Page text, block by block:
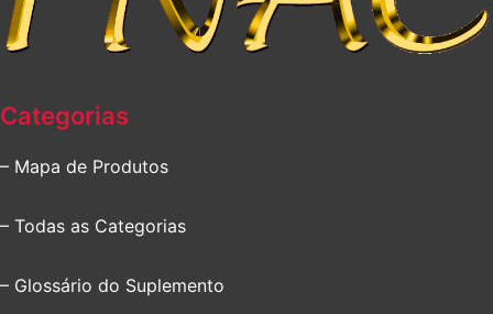
Categorias
– Mapa de Produtos
– Todas as Categorias
– Glossário do Suplemento